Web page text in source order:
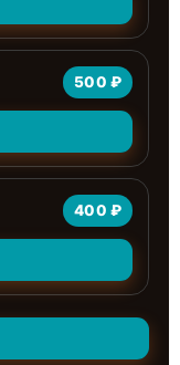
500 ₽
400 ₽